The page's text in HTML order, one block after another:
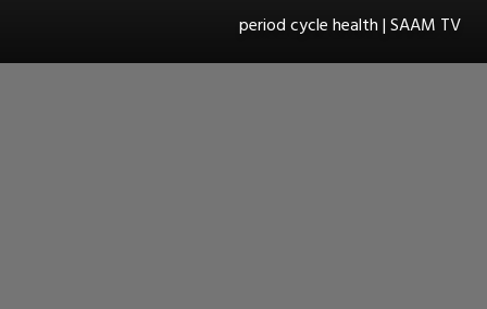
period cycle health | SAAM TV